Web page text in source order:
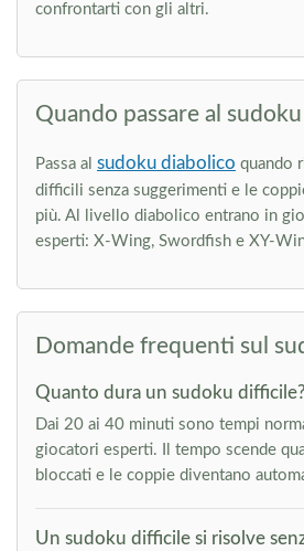
confrontarti con gli altri.
Quando passare al
Passa al sudoku diabolico quando
difficili senza suggerimenti e le
più. Al livello diabolico entrano in
esperti: X-Wing, Swordfish e XY-
Domande frequenti sul
Quanto dura un sudoku difficile?
Dai 20 ai 40 minuti sono tempi
giocatori esperti. Il tempo scende
bloccati e le coppie diventano
Un sudoku difficile si risolve